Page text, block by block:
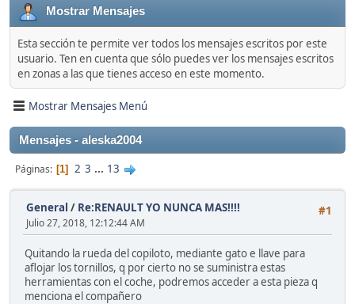
Mostrar Mensajes
Esta sección te permite ver todos los mensajes escritos por este
usuario. Ten en cuenta que sólo puedes ver los mensajes escritos
en zonas a las que tienes acceso en este momento.
Mostrar Mensajes Menú
Mensajes - aleska2004
Páginas 1 2 3 ... 13
#1
General / Re:RENAULT YO NUNCA MAS!!!!
Julio 27, 2018, 12:12:44 AM
Quitando la rueda del copiloto, mediante gato e llave para
aflojar los tornillos, q por cierto no se suministra estas
herramientas con el coche, podremos acceder a esta pieza q
menciona el compañero